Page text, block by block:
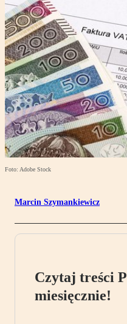
Foto: Adobe Stock
Marcin Szymankiewicz
Czytaj treści
miesięcznie!